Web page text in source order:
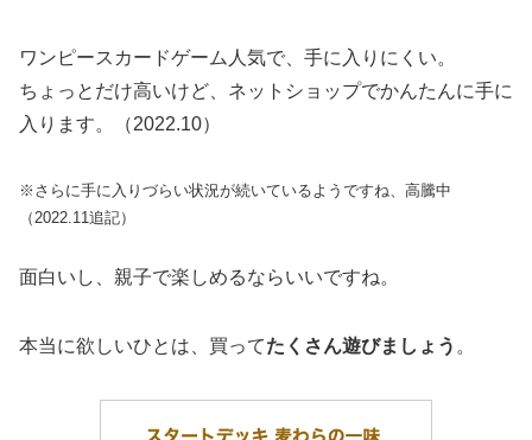
ワンピースカードゲーム人気で、手に入りにくい。
ちょっとだけ高いけど、ネットショップでかんたんに手に
入ります。（2022.10）
※さらに手に入りづらい状況が続いているようですね、高騰中
（2022.11追記）
面白いし、親子で楽しめるならいいですね。
本当に欲しいひとは、買ってたくさん遊びましょう 。